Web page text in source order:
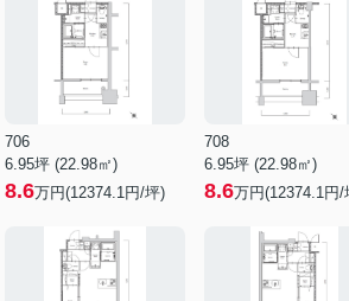
706
6.95坪 (22.98㎡)
8.6万円(12374.1円/坪)
708
6.95坪 (22.98㎡)
8.6万円(12374.1円/